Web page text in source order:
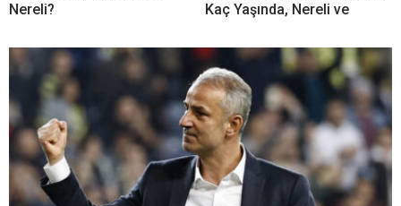
Nereli?
Kaç Yaşında, Nereli ve